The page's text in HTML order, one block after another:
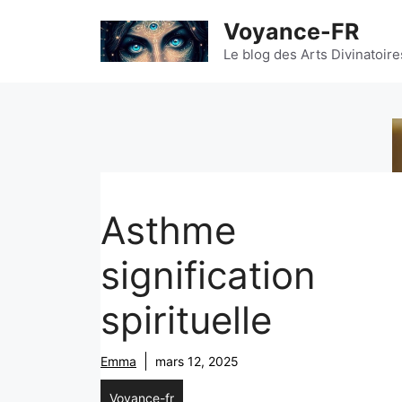
Voyance-FR
Le blog des Arts
Asthme
signification
spirituelle
Emma mars 12, 2025
Voyance-fr